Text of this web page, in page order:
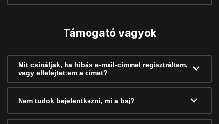
Támogató vagyok
Mit csináljak, ha hibás e-mail-címmel regisztráltam,
vagy elfelejtettem a címet?
Nem tudok bejelentkezni, mi a baj?